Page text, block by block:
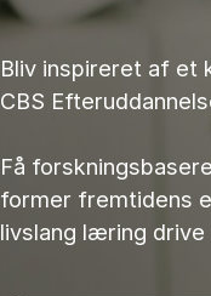
Bliv inspireret af et
CBS
Få
former fremtidens
livslang læring